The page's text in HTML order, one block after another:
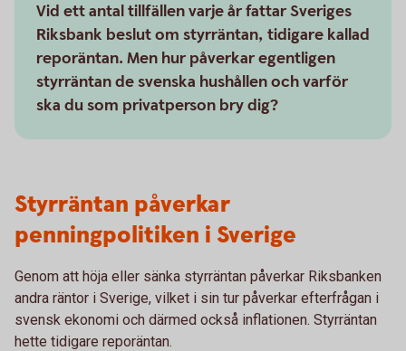
Vid ett antal tillfällen varje år fattar Sveriges
Riksbank beslut om styrräntan, tidigare kallad
reporäntan. Men hur påverkar egentligen
styrräntan de svenska hushållen och varför
ska du som privatperson bry dig?
Styrräntan påverkar
penningpolitiken i Sverige
Genom att höja eller sänka styrräntan påverkar Riksbanken
andra räntor i Sverige, vilket i sin tur påverkar efterfrågan i
svensk ekonomi och därmed också inflationen. Styrräntan
hette tidigare reporäntan.